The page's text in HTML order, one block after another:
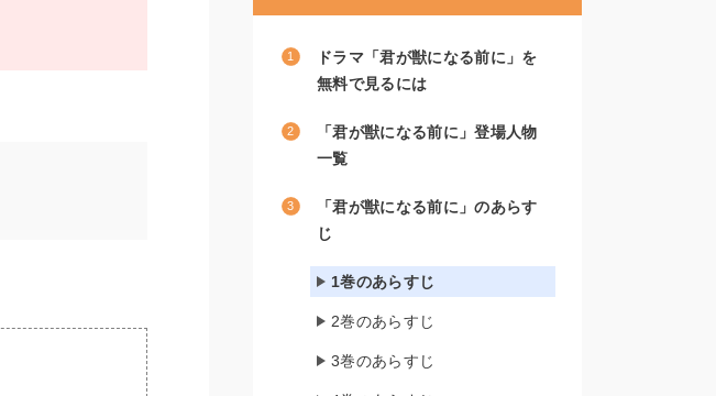
ドラマ「君が獣になる前に」を
無料で見るには
「君が獣になる前に」登場人物
一覧
「君が獣になる前に」のあらす
じ
1巻のあらすじ
2巻のあらすじ
3巻のあらすじ